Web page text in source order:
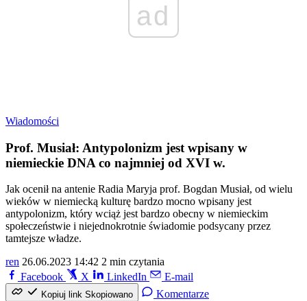
ad
Wiadomości
Prof. Musiał: Antypolonizm jest wpisany w
niemieckie DNA co najmniej od XVI w.
Jak ocenił na antenie Radia Maryja prof. Bogdan Musiał, od wielu
wieków w niemiecką kulturę bardzo mocno wpisany jest
antypolonizm, który wciąż jest bardzo obecny w niemieckim
społeczeństwie i niejednokrotnie świadomie podsycany przez
tamtejsze władze.
ren 26.06.2023 14:42 2 min czytania
Facebook
X LinkedIn E-mail
Kopiuj link Skopiowano Komentarze